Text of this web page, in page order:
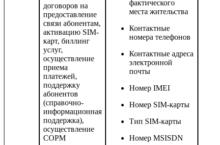
договоров на
предоставление
связи абонентам,
активацию SIM-
карт, биллинг
услуг,
осуществление
приема
платежей,
поддержку
абонентов
(справочно-
информационная
поддержка),
осуществление
СОРМ
фактического
места жительства
Контактные
номера телефонов
Контактные адреса
электронной
почты
Номер IMEI
Номер SIM-карты
Тип SIM-карты
Номер MSISDN